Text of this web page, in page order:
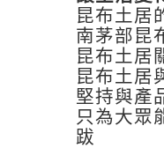
昆布土居
南茅部昆
昆布土居
昆布土居
堅持與產
只為大眾
跋